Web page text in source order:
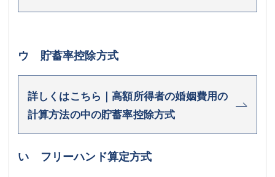
ウ 貯蓄率控除方式
詳しくはこちら｜高額所得者の婚姻費用の
計算方法の中の貯蓄率控除方式
い フリーハンド算定方式